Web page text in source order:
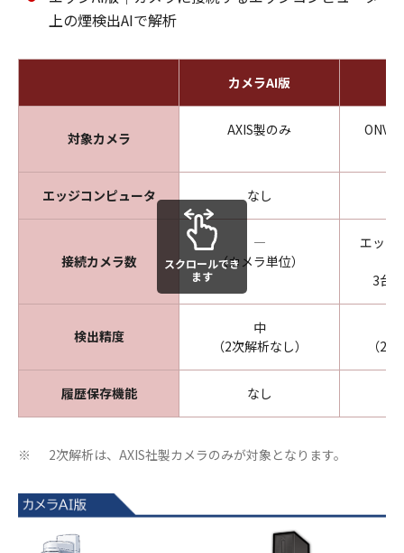
上の煙検出AIで解析
カメラAI版
対象カメラ AXIS製のみ
エッジコンピュータ なし
接続カメラ数
―
（カメラ単位）
エッジ
3台
検出精度
中
（2次解析なし）
（2
履歴保存機能 なし
スクロールでき
ます
※ 2次解析は、AXIS社製カメラのみが対象となります。